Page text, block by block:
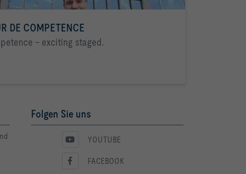
DE COMPETENCE
- exciting staged.
Folgen Sie uns
YOUTUBE
FACEBOOK